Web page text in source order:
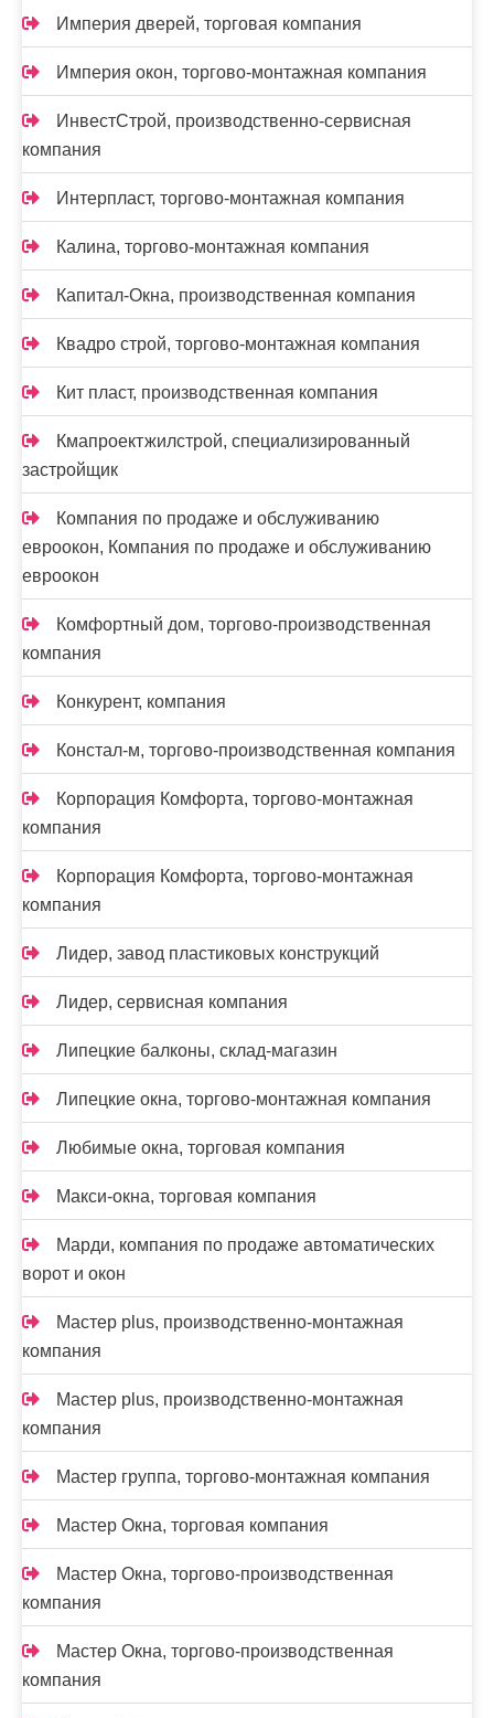
Империя дверей, торговая компания
Империя окон, торгово-монтажная компания
ИнвестСтрой, производственно-сервисная
компания
Интерпласт, торгово-монтажная компания
Калина, торгово-монтажная компания
Капитал-Окна, производственная компания
Квадро строй, торгово-монтажная компания
Кит пласт, производственная компания
Кмапроектжилстрой, специализированный
застройщик
Компания по продаже и обслуживанию
евроокон, Компания по продаже и обслуживанию
евроокон
Комфортный дом, торгово-производственная
компания
Конкурент, компания
Констал-м, торгово-производственная компания
Корпорация Комфорта, торгово-монтажная
компания
Корпорация Комфорта, торгово-монтажная
компания
Лидер, завод пластиковых конструкций
Лидер, сервисная компания
Липецкие балконы, склад-магазин
Липецкие окна, торгово-монтажная компания
Любимые окна, торговая компания
Макси-окна, торговая компания
Марди, компания по продаже автоматических
ворот и окон
Мастер plus, производственно-монтажная
компания
Мастер plus, производственно-монтажная
компания
Мастер группа, торгово-монтажная компания
Мастер Окна, торговая компания
Мастер Окна, торгово-производственная
компания
Мастер Окна, торгово-производственная
компания